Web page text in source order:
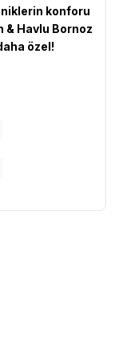
konforu
& Havlu Bornoz
özel!